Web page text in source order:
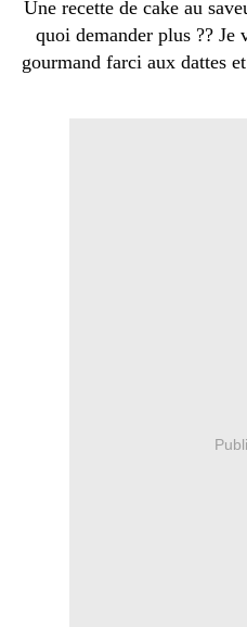
Une recette de cake au
quoi demander plus ?? Je
gourmand farci aux dattes